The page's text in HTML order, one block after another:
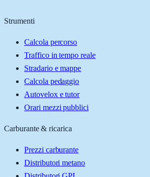
Strumenti
Calcola percorso
Traffico in tempo reale
Stradario e mappe
Calcola pedaggio
Autovelox e tutor
Orari mezzi pubblici
Carburante & ricarica
Prezzi carburante
Distributori metano